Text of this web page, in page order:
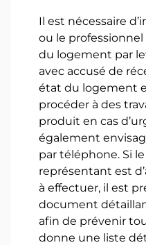
Il est nécessaire
ou le
du logement par
avec accusé de
état du logement
procéder à des
produit en cas
également
par téléphone. Si
représentant est
à effectuer, il est
document
afin de prévenir
donne une liste